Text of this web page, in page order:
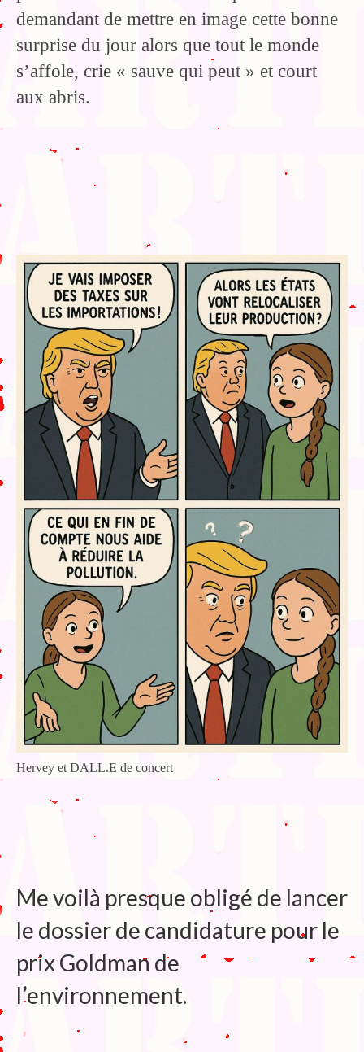
demandant de mettre en image cette bonne
surprise du jour alors que tout le monde
s’affole, crie « sauve qui peut » et court
aux abris.
Hervey et DALL.E de concert
Me voilà presque obligé de lancer
le dossier de candidature pour le
prix Goldman de
l’environnement.